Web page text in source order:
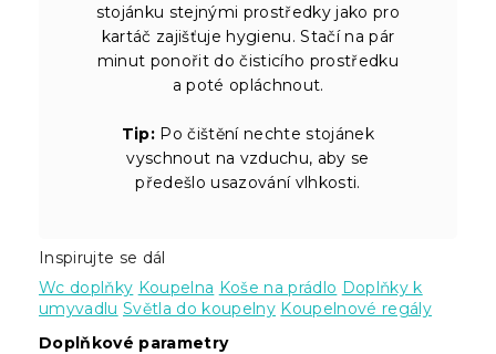
stojánku stejnými prostředky jako pro
kartáč zajišťuje hygienu. Stačí na pár
minut ponořit do čisticího prostředku
a poté opláchnout.
Tip: Po čištění nechte stojánek
vyschnout na vzduchu, aby se
předešlo usazování vlhkosti.
Inspirujte se dál
Wc doplňky Koupelna Koše na prádlo Doplňky k
umyvadlu Světla do koupelny Koupelnové regály
Doplňkové parametry